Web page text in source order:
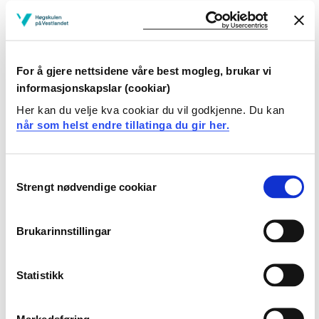
For å gjere nettsidene våre best mogleg, brukar vi
informasjonskapslar (cookiar)
Her kan du velje kva cookiar du vil godkjenne. Du kan
når som helst endre tillatinga du gir her.
Selection
Strengt nødvendige cookiar
Brukarinnstillingar
Statistikk
gjere greie for sannsynsrekning og kombinatorikk
gjere greie for bruken av beskrivande statistikk
Ferdigheiter:
Studenten kan
gjennomføre statistiske testar ved hjelp av SPSS
nytte både parametriske og ikkje-parametriske
utføre enkel sannsynsrekning
tolke datautskrifter i emnet statistikk